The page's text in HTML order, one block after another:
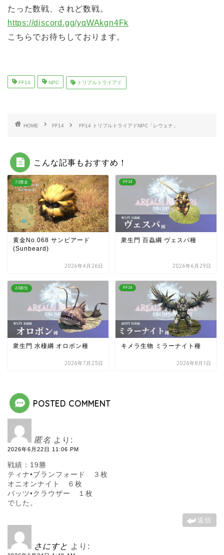
たった数戦、されど数戦。
https://discord.gg/yqWAkgn4Fk
こちらでお待ちしております。
FF14 NPC トリプルトライアド
HOME FF14 FF14 トリプルトライアドNPC「レウェナ」
こんな記事もおすすめ！
7.0黄金
黄金No.068 サンビアード
(Sunbeard)
2026年4月26日
FF14
衆生門 百蟲綱 ヴェスパ種
2026年6月29日
2.0新生
衆生門 水棲綱 オロボン種
2026年7月25日
FF14
キメラ生物 ミラーナイト種
2026年8月1日
POSTED COMMENT
匿名 より:
2026年6月22日 11:06 PM
戦績：19勝
ティナ•ブランフォード ３枚
オニオンナイト ６枚
バッツ•クラウザー １枚
でした。
返信
さにすと より: